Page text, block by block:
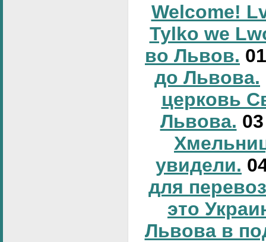
Welcome!
Tylko we
во Львов.
до Львова.
церковь
Львова.
увидели.
для
это
Львова в